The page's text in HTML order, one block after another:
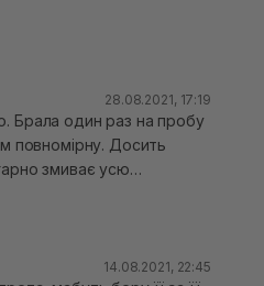
28.08.2021, 17:19
Брала один раз на пробу
Досить
змиває усю
шкірі добре з цим
14.08.2021, 22:45